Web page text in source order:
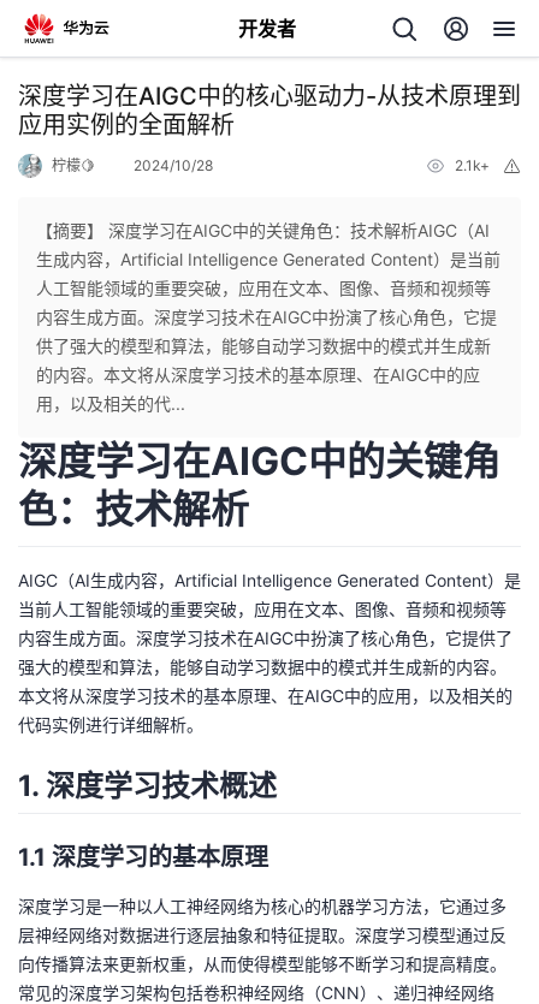
开发者
返
回
个
人
主
页
我
的
开
发
者
我
的
我
坛
圈
子
的
直
播
我
的
活
我
的
我
深度学习在AIGC中的核心驱动力-从技术原理到
应用实例的全面解析
柠檬🍋 2024/10/28 2.1k+
【摘要】 深度学习在AIGC中的关键角色：技术解析AIGC（AI
生成内容，Artificial Intelligence Generated Content）是当前
人工智能领域的重要突破，应用在文本、图像、音频和视频等
内容生成方面。深度学习技术在AIGC中扮演了核心角色，它提
供了强大的模型和算法，能够自动学习数据中的模式并生成新
的内容。本文将从深度学习技术的基本原理、在AIGC中的应
用，以及相关的代...
深度学习在AIGC中的关键角
色：技术解析
AIGC（AI生成内容，Artificial Intelligence Generated Content）是
当前人工智能领域的重要突破，应用在文本、图像、音频和视频等
内容生成方面。深度学习技术在AIGC中扮演了核心角色，它提供了
强大的模型和算法，能够自动学习数据中的模式并生成新的内容。
本文将从深度学习技术的基本原理、在AIGC中的应用，以及相关的
代码实例进行详细解析。
1. 深度学习技术概述
1.1 深度学习的基本原理
深度学习是一种以人工神经网络为核心的机器学习方法，它通过多
层神经网络对数据进行逐层抽象和特征提取。深度学习模型通过反
向传播算法来更新权重，从而使得模型能够不断学习和提高精度。
常见的深度学习架构包括卷积神经网络（CNN）、递归神经网络